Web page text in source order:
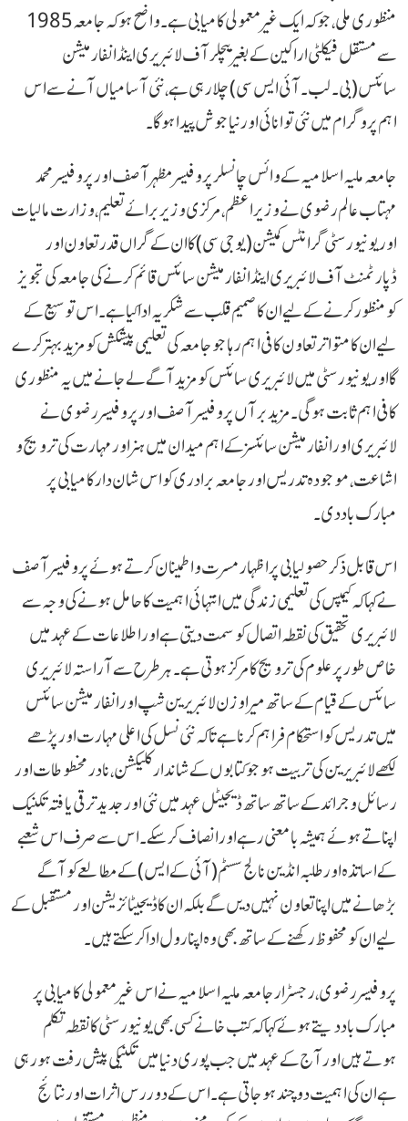
منظوری ملی، جو کہ ایک غیر معمولی کامیابی ہے۔ واضح ہو کہ جامعہ 1985
سے مستقل فیکلٹی اراکین کے بغیر بیچلر آف لائبریری اینڈ انفارمیشن
سائنس(بی۔لب۔آئی ایس سی) چلا رہی ہے، نئی آسامیاں آنے سے اس
اہم پروگرام میں نئی توانائی اور نیا جوش پیدا ہوگا۔
جامعہ ملیہ اسلامیہ کے وائس چانسلر پروفیسر مظہر آصف اور پروفیسر محمد
مہتاب عالم رضوی نے وزیر اعظم، مرکزی وزیر برائے تعلیم، وزارت مالیات
اور یونیورسٹی گرانٹس کمیشن (یو جی سی) کا ان کے گراں قدر تعاون اور
ڈپارٹمنٹ آف لائبریری اینڈ انفارمیشن سائنس قائم کرنے کی جامعہ کی تجویز
کو منظور کرنے کے لیے ان کا صمیم قلب سے شکریہ ادا کیا ہے۔ اس توسیع کے
لیے ان کا متواتر تعاون کافی اہم رہا جو جامعہ کی تعلیمی پیشکش کو مزید بہتر کرے
گا اور یونیورسٹی میں لائبریری سائنس کو مزید آگے لے جانے میں یہ منظوری
کافی اہم ثابت ہوگی۔ مزید برآں پروفیسر آصف اور پروفیسر رضوی نے
لائبریری اور انفارمیشن سائنسز کے اہم میدان میں ہنر اور مہارت کی ترویج و
اشاعت، موجودہ تدریس اور جامعہ برادری کو اس شان دار کامیابی پر
مبارک باد دی۔
اس قابل ذکر حصولیابی پر اظہار مسرت و اطمینان کرتے ہوئے پروفیسر آصف
نے کہا کہ کیمپس کی تعلیمی زندگی میں انتہائی اہمیت کا حامل ہونے کی وجہ سے
لائبریری تحقیق کی نقطہ اتصال کو سمت دیتی ہے اور اطلاعات کے عہد میں
خاص طور پر علوم کی ترویج کا مرکز ہوتی ہے۔ ہر طرح سے آراستہ لائبریری
سائنس کے قیام کے ساتھ میرا وژن لائبریرین شپ اور انفارمیشن سائنس
میں تدریس کو استحکام فراہم کرنا ہے تاکہ نئی نسل کی اعلی مہارت اور پڑھے
لکھے لائبریرین کی تربیت ہو جو کتابوں کے شاندار کلیکشن، نادر مخطوطات اور
رسائل و جرائد کے ساتھ ساتھ ڈیجیٹل عہد میں نئی اور جدید ترقی یافتہ تکنیک
اپناتے ہوئے ہمیشہ بامعنی رہے اور انصاف کر سکے۔ اس سے صرف اس شعبے
کے اساتذہ اور طلبہ انڈین نالج سسٹم (آئی کے ایس) کے مطالعے کو آگے
بڑھانے میں اپنا تعاون نہیں دیں گے بلکہ ان کا ڈیجیٹائزیشن اور مستقبل کے
لیے ان کو محفوظ رکھنے کے ساتھ بھی وہ اپنا رول ادا کر سکتے ہیں۔
پروفیسر رضوی، رجسٹرار جامعہ ملیہ اسلامیہ نے اس غیر معمولی کامیابی پر
مبارک باد دیتے ہوئے کہا کہ کتب خانے کسی بھی یونیورسٹی کا نقطہ تکلم
ہوتے ہیں اور آج کے عہد میں جب پوری دنیا میں تکنیکی پیش رفت ہو رہی
ہے ان کی اہمیت دو چند ہو جاتی ہے۔ اس کے دور رس اثرات اور نتائج